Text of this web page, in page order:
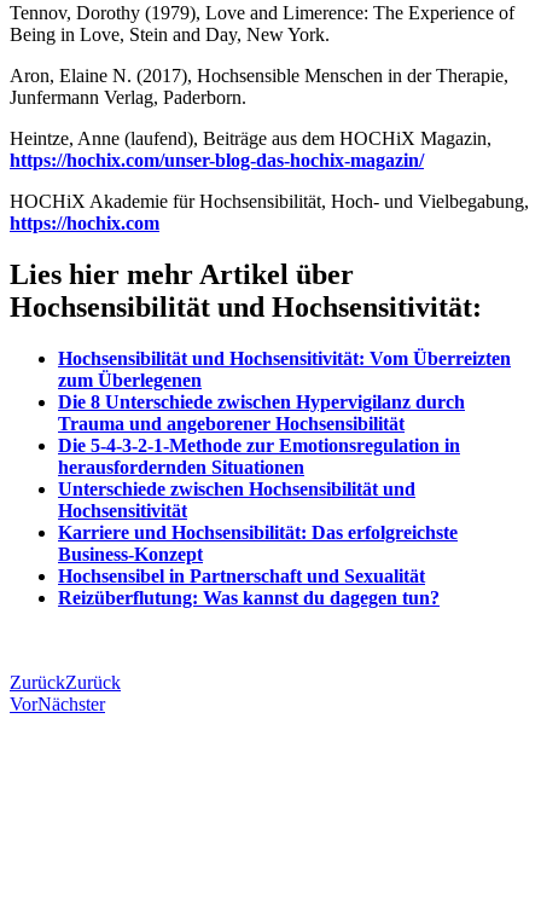
Tennov, Dorothy (1979), Love and Limerence: The Experience of
Being in Love, Stein and Day, New York.
Aron, Elaine N. (2017), Hochsensible Menschen in der Therapie,
Junfermann Verlag, Paderborn.
Heintze, Anne (laufend), Beiträge aus dem HOCHiX Magazin,
https://hochix.com/unser-blog-das-hochix-magazin/
HOCHiX Akademie für Hochsensibilität, Hoch- und Vielbegabung,
https://hochix.com
Lies hier mehr Artikel über
Hochsensibilität und Hochsensitivität:
Hochsensibilität und Hochsensitivität: Vom Überreizten
zum Überlegenen
Die 8 Unterschiede zwischen Hypervigilanz durch
Trauma und angeborener Hochsensibilität
Die 5-4-3-2-1-Methode zur Emotionsregulation in
herausfordernden Situationen
Unterschiede zwischen Hochsensibilität und
Hochsensitivität
Karriere und Hochsensibilität: Das erfolgreichste
Business-Konzept
Hochsensibel in Partnerschaft und Sexualität
Reizüberflutung: Was kannst du dagegen tun?
ZurückZurück
VorNächster